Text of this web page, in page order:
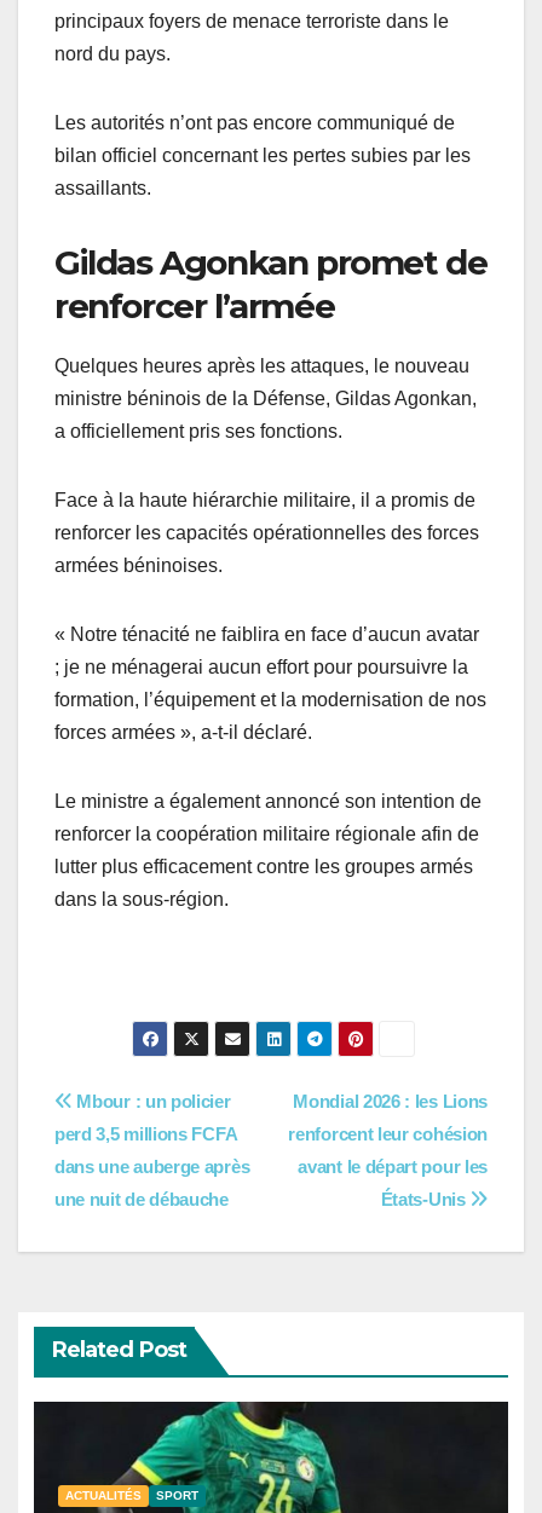
principaux foyers de menace terroriste dans le
nord du pays.
Les autorités n’ont pas encore communiqué de
bilan officiel concernant les pertes subies par les
assaillants.
Gildas Agonkan promet de
renforcer l’armée
Quelques heures après les attaques, le nouveau
ministre béninois de la Défense, Gildas Agonkan,
a officiellement pris ses fonctions.
Face à la haute hiérarchie militaire, il a promis de
renforcer les capacités opérationnelles des forces
armées béninoises.
« Notre ténacité ne faiblira en face d’aucun avatar
; je ne ménagerai aucun effort pour poursuivre la
formation, l’équipement et la modernisation de nos
forces armées », a-t-il déclaré.
Le ministre a également annoncé son intention de
renforcer la coopération militaire régionale afin de
lutter plus efficacement contre les groupes armés
dans la sous-région.
Navigation
de
l’article
Mondial 2026 : les Lions
renforcent leur cohésion
avant le départ pour les
États-Unis
Mbour : un policier
perd 3,5 millions FCFA
dans une auberge après
une nuit de débauche
Related Post
ACTUALITÉS SPORT